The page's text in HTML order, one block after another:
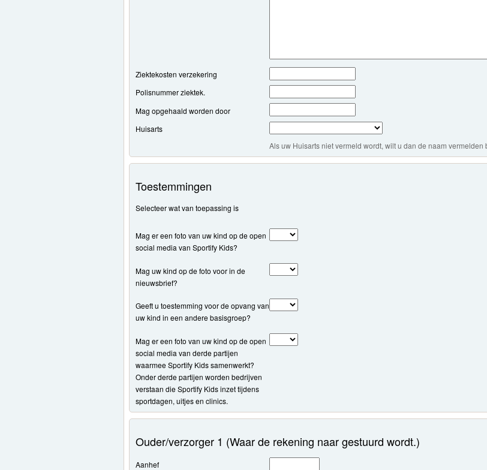
Ziektekosten verzekering
Polisnummer ziektek.
Mag opgehaald worden door
Huisarts
Als uw Huisarts niet vermeld wordt, wilt u dan de naam
Toestemmingen
Selecteer wat van toepassing is
Mag er een foto van uw kind op de open
social media van Sportify Kids?
Mag uw kind op de foto voor in de
nieuwsbrief?
Geeft u toestemming voor de opvang van
uw kind in een andere basisgroep?
Mag er een foto van uw kind op de open
social media van derde partijen
waarmee Sportify Kids samenwerkt?
Onder derde partijen worden bedrijven
verstaan die Sportify Kids inzet tijdens
sportdagen, uitjes en clinics.
Ouder/verzorger 1 (Waar de rekening naar gestuurd wordt.)
Aanhef